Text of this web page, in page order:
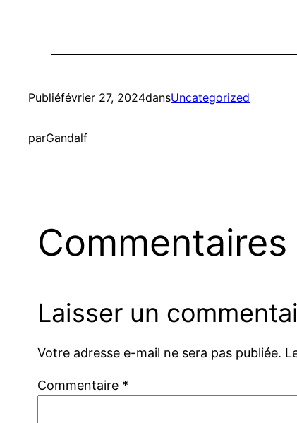
Publiéfévrier 27, 2024dansUncategorized
parGandalf
Commentaires
Laisser un
Votre adresse e-mail ne sera pas publiée.
Commentaire *